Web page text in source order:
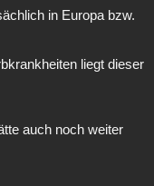
in Europa bzw.
liegt dieser
auch noch weiter